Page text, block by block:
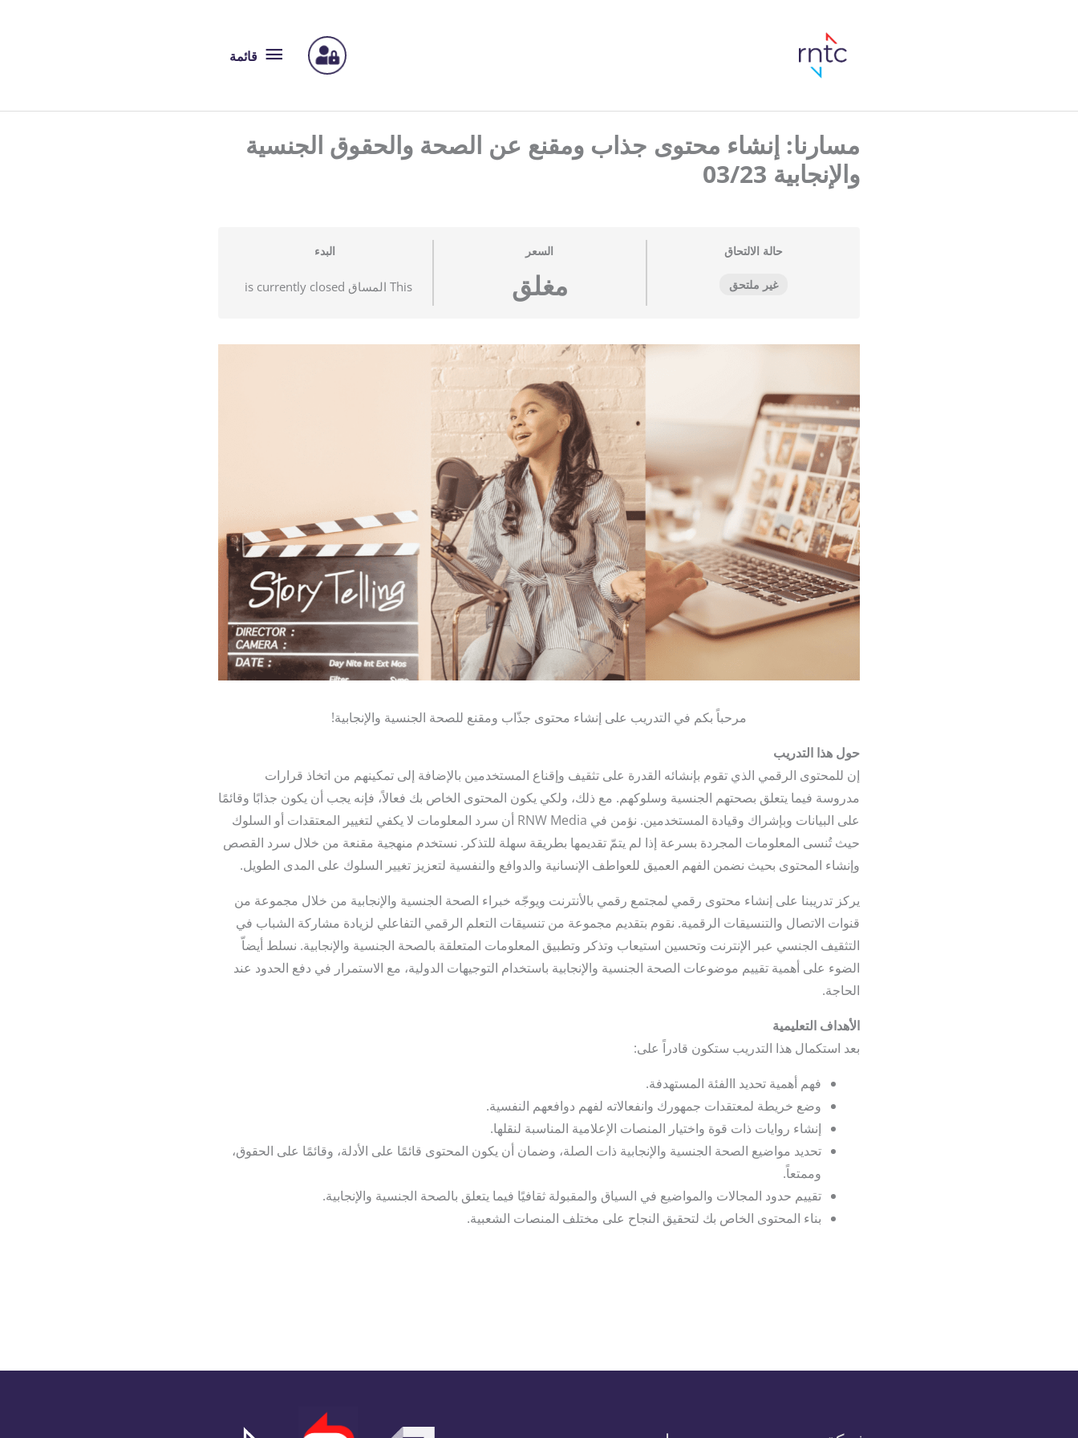
قائمة
قائمة
مسارنا: إنشاء محتوى جذاب ومقنع عن الصحة والحقوق الجنسية
والإنجابية 03/23
حالة الالتحاق
غير ملتحق
السعر
مغلق
البدء
This المساق is currently closed
مرحباً بكم في التدريب على إنشاء محتوى جذّاب ومقنع للصحة الجنسية والإنجابية!
حول هذا التدريب
إن للمحتوى الرقمي الذي تقوم بإنشائه القدرة على تثقيف وإقناع المستخدمين بالإضافة إلى تمكينهم من اتخاذ قرارات
مدروسة فيما يتعلق بصحتهم الجنسية وسلوكهم. مع ذلك، ولكي يكون المحتوى الخاص بك فعالاً، فإنه يجب أن يكون جذابًا وقائمًا
على البيانات وبإشراك وقيادة المستخدمين. نؤمن في RNW Media أن سرد المعلومات لا يكفي لتغيير المعتقدات أو السلوك
حيث تُنسى المعلومات المجردة بسرعة إذا لم يتمّ تقديمها بطريقة سهلة للتذكر. نستخدم منهجية مقنعة من خلال سرد القصص
وإنشاء المحتوى بحيث نضمن الفهم العميق للعواطف الإنسانية والدوافع والنفسية لتعزيز تغيير السلوك على المدى الطويل.
يركز تدريبنا على إنشاء محتوى رقمي لمجتمع رقمي بالأنترنت ويوجّه خبراء الصحة الجنسية والإنجابية من خلال مجموعة من
قنوات الاتصال والتنسيقات الرقمية. نقوم بتقديم مجموعة من تنسيقات التعلم الرقمي التفاعلي لزيادة مشاركة الشباب في
التثقيف الجنسي عبر الإنترنت وتحسين استيعاب وتذكر وتطبيق المعلومات المتعلقة بالصحة الجنسية والإنجابية. نسلط أيضاّ
الضوء على أهمية تقييم موضوعات الصحة الجنسية والإنجابية باستخدام التوجيهات الدولية، مع الاستمرار في دفع الحدود عند
الحاجة.
الأهداف التعليمية
بعد استكمال هذا التدريب ستكون قادراً على:
فهم أهمية تحديد االفئة المستهدفة.
وضع خريطة لمعتقدات جمهورك وانفعالاته لفهم دوافعهم النفسية.
إنشاء روايات ذات قوة واختيار المنصات الإعلامية المناسبة لنقلها.
تحديد مواضيع الصحة الجنسية والإنجابية ذات الصلة، وضمان أن يكون المحتوى قائمًا على الأدلة، وقائمًا على الحقوق،
وممتعاً.
تقييم حدود المجالات والمواضيع في السياق والمقبولة ثقافيًا فيما يتعلق بالصحة الجنسية والإنجابية.
بناء المحتوى الخاص بك لتحقيق النجاح على مختلف المنصات الشعبية.